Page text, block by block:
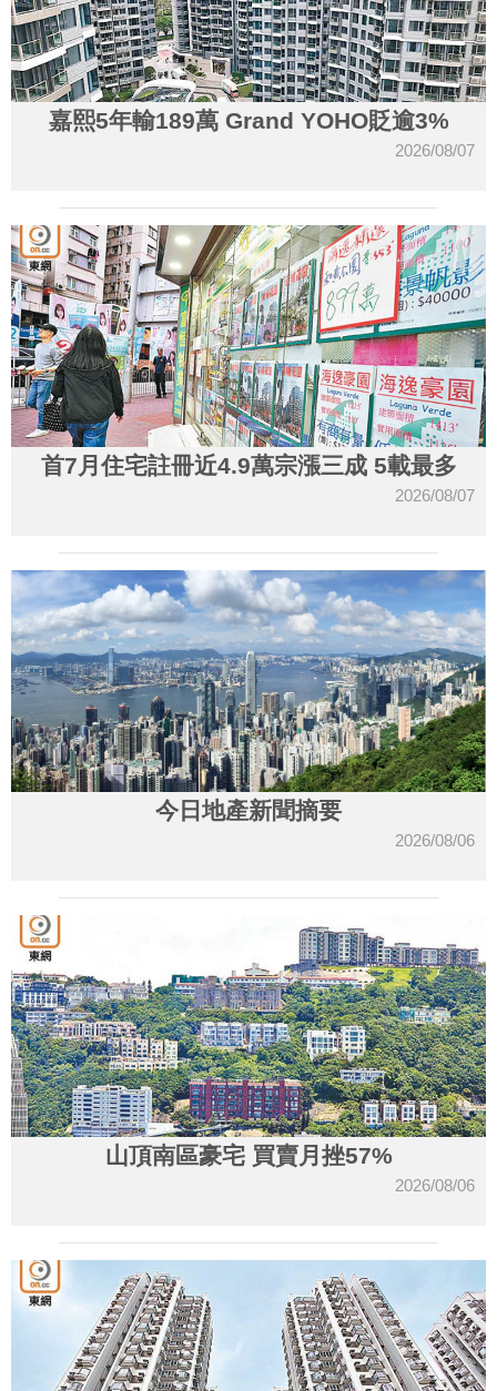
嘉熙5年輸189萬 Grand YOHO貶逾3%
2026/08/07
首7月住宅註冊近4.9萬宗漲三成 5載最多
2026/08/07
今日地產新聞摘要
2026/08/06
山頂南區豪宅 買賣月挫57%
2026/08/06